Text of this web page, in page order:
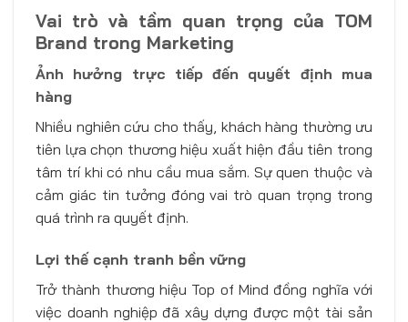
Vai trò và tầm quan trọng của TOM
Brand trong Marketing
Ảnh hưởng trực tiếp đến quyết định mua
hàng
Nhiều nghiên cứu cho thấy, khách hàng thường ưu
tiên lựa chọn thương hiệu xuất hiện đầu tiên trong
tâm trí khi có nhu cầu mua sắm. Sự quen thuộc và
cảm giác tin tưởng đóng vai trò quan trọng trong
quá trình ra quyết định.
Lợi thế cạnh tranh bền vững
Trở thành thương hiệu Top of Mind đồng nghĩa với
việc doanh nghiệp đã xây dựng được một tài sản